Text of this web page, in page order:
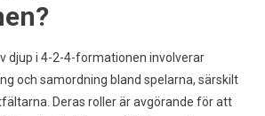
djup i 4-2-4-formationen involverar
och samordning bland spelarna, särskilt
Deras roller är avgörande för att